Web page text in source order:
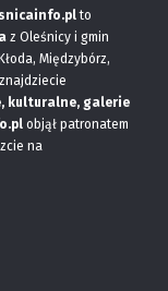
to
z Oleśnicy i gmin
Międzybórz,
znajdziecie
kulturalne, galerie
objął patronatem
na